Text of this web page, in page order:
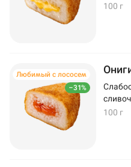
100 г
–31%
Любимый с лососем
100 г